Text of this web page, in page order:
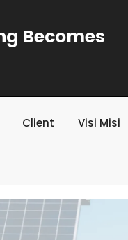
Becomes
Client Visi Misi